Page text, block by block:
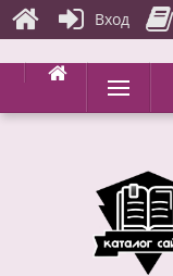
Перейти
содержимому
Меню
Вход